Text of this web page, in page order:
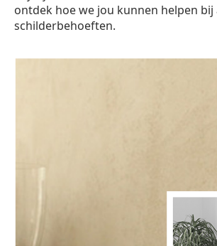
ontdek hoe we jou kunnen helpen bij
schilderbehoeften.